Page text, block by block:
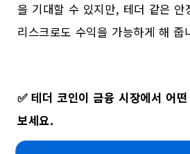
을 기대할 수 있지만, 테더 같은 안
리스크로도 수익을 가능하게 해 줍
✅테더 코인이 금융 시장에서 어
보세요.